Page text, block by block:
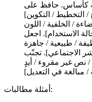
كأساس. حافظ على
/ التخطيط / التكوين]
/ الخلفية / اللون
الاستخدام]. اجعل
/ طبيعية / جاهزة
الاجتماعي]. تجنّب
نص غير مقروء / أيدٍ
أمثلة مطالبات: